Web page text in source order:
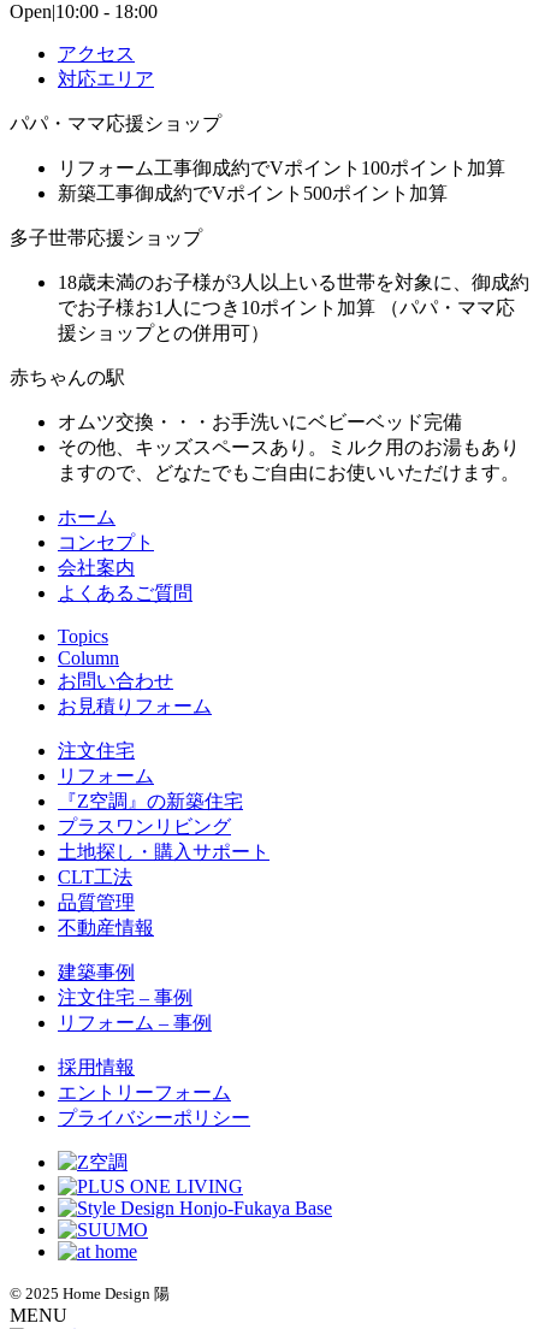
Open|10:00 - 18:00
アクセス
対応エリア
パパ・ママ応援ショップ
リフォーム工事御成約でVポイント100ポイント加算
新築工事御成約でVポイント500ポイント加算
多子世帯応援ショップ
18歳未満のお子様が3人以上いる世帯を対象に、御成約
でお子様お1人につき10ポイント加算 （パパ・ママ応
援ショップとの併用可）
赤ちゃんの駅
オムツ交換・・・お手洗いにベビーベッド完備
その他、キッズスペースあり。ミルク用のお湯もあり
ますので、どなたでもご自由にお使いいただけます。
ホーム
コンセプト
会社案内
よくあるご質問
Topics
Column
お問い合わせ
お見積りフォーム
注文住宅
リフォーム
『Z空調』の新築住宅
プラスワンリビング
土地探し・購入サポート
CLT工法
品質管理
不動産情報
建築事例
注文住宅 – 事例
リフォーム – 事例
採用情報
エントリーフォーム
プライバシーポリシー
© 2025 Home Design 陽
MENU